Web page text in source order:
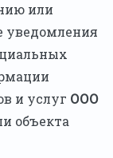
или
уведомления
и услуг ООО
объекта